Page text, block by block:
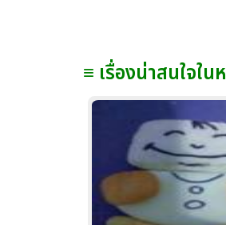
≡ เรื่องน่าสนใจใ